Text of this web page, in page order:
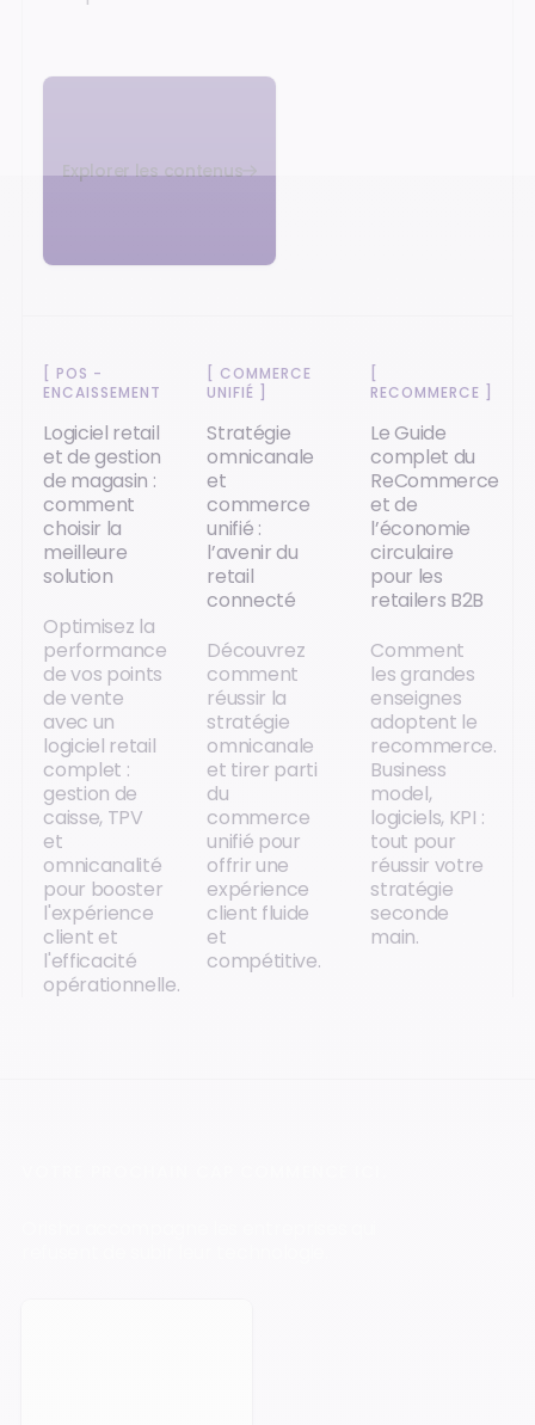
Explorer les contenus
POS -
ENCAISSEMENT
Logiciel retail
et de gestion
de magasin :
comment
choisir la
meilleure
solution
Optimisez la
performance
de vos points
de vente
avec un
logiciel retail
complet :
gestion de
caisse, TPV
et
omnicanalité
pour booster
l'expérience
client et
l'efficacité
opérationnelle.
COMMERCE
UNIFIÉ
Stratégie
omnicanale
et
commerce
unifié :
l’avenir du
retail
connecté
Découvrez
comment
réussir la
stratégie
omnicanale
et tirer parti
du
commerce
unifié pour
offrir une
expérience
client fluide
et
compétitive.
RECOMMERCE
Le Guide
complet du
ReCommerce
et de
l’économie
circulaire
pour les
retailers B2B
Comment
les grandes
enseignes
adoptent le
recommerce.
Business
model,
logiciels, KPI :
tout pour
réussir votre
stratégie
seconde
main.